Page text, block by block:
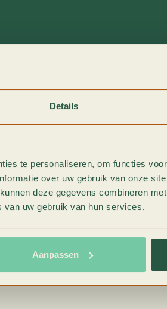
Details
te personaliseren, om functies
over uw gebruik van onze
deze gegevens combineren
uw gebruik van hun services.
Aanpassen